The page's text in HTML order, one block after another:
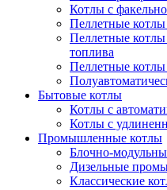
Котлы с
Пеллетные котлы
Пеллетные котлы
топлива
Пеллетные
Бытовые котлы
Котлы с
Котлы с
Промышленные котлы
Блочно-
Дизельные
Классические